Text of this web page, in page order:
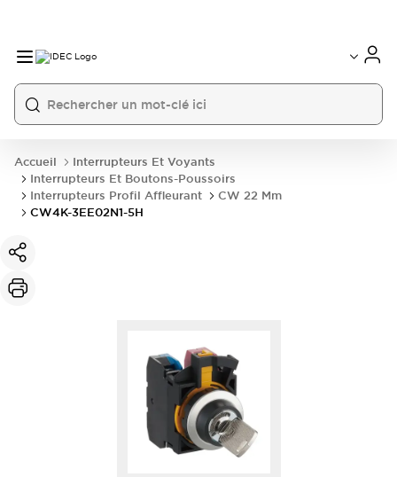
Accueil
Interrupteurs Et Voyants
Interrupteurs Et Boutons-Poussoirs
Interrupteurs Profil Affleurant
CW 22 Mm
CW4K-3EE02N1-5H